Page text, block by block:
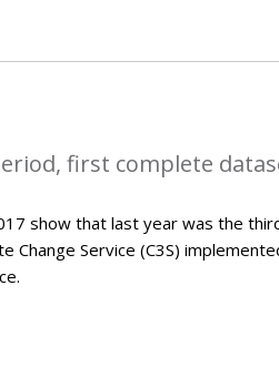
first complete
show that last year was the
Change Service (C3S)